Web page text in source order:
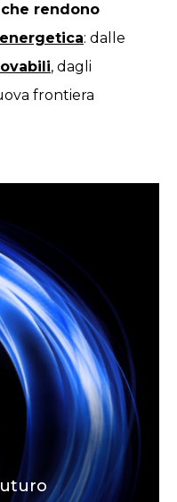
rendono
: dalle
, dagli
frontiera